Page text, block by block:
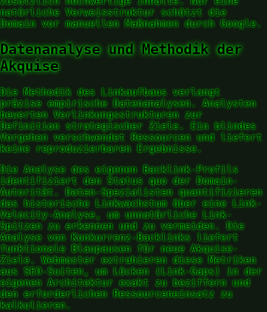
natürliche Verweisstruktur schützt die
Domain vor manuellen Maßnahmen durch Google.
Datenanalyse und Methodik der
Akquise
Die Methodik des Linkaufbaus verlangt
präzise empirische Datenanalysen. Analysten
bewerten Verlinkungsstrukturen zur
Definition strategischer Ziele. Ein blindes
Vorgehen verschwendet Ressourcen und liefert
keine reproduzierbaren Ergebnisse.
Die Analyse des eigenen Backlink-Profils
identifiziert den Status quo der Domain-
Autorität. Daten-Spezialisten quantifizieren
das historische Linkwachstum über eine Link-
Velocity-Analyse, um unnatürliche Link-
Spitzen zu erkennen und zu vermeiden. Die
Analyse von Konkurrenz-Backlinks liefert
funktionale Blaupausen für neue Akquise-
Ziele. Webmaster extrahieren diese Metriken
aus SEO-Suiten, um Lücken (Link-Gaps) in der
eigenen Architektur exakt zu beziffern und
den erforderlichen Ressourceneinsatz zu
kalkulieren.